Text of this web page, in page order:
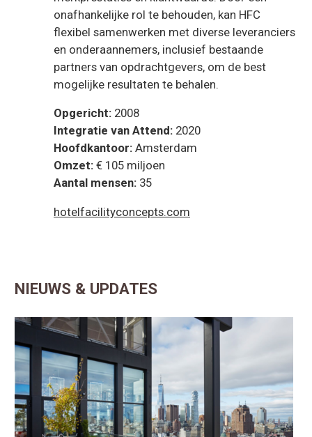
onafhankelijke rol te behouden, kan HFC
flexibel samenwerken met diverse leveranciers
en onderaannemers, inclusief bestaande
partners van opdrachtgevers, om de best
mogelijke resultaten te behalen.
Opgericht: 2008
Integratie van Attend: 2020
Hoofdkantoor: Amsterdam
Omzet: € 105 miljoen
Aantal mensen: 35
hotelfacilityconcepts.com
NIEUWS & UPDATES